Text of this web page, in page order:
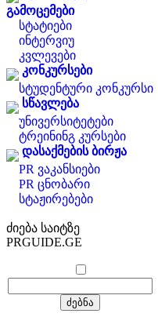
გამოცემები
სტატიები
ინტერვიუ
კვლევები
კონკურსები
სტუდენტური კონკურსი
სწავლება
უნივერსიტეტები
ტრეინინგ კურსები
დასაქმების ბირჟა
PR ვაკანსიები
PR ცნობარი
სტაჟირებები
ძიება საიტზე
PRGUIDE.GE